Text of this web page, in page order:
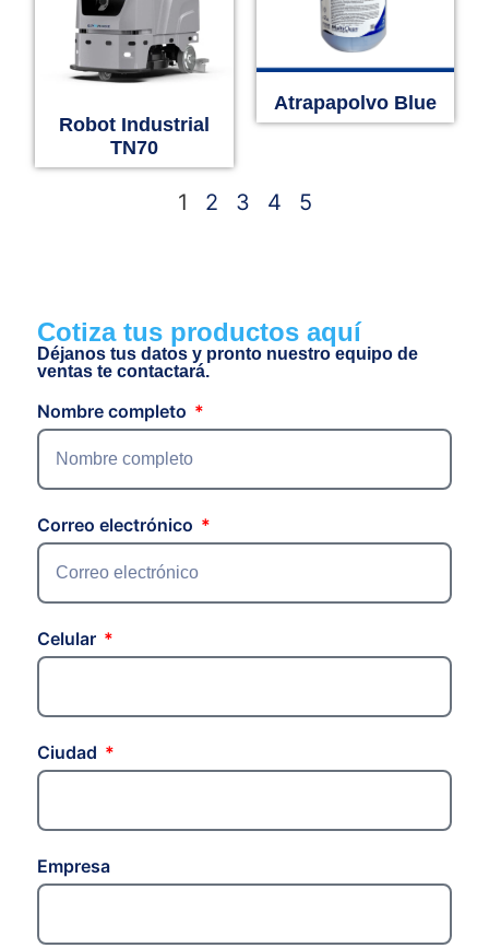
Robot Industrial
TN70
Atrapapolvo Blue
1 2 3 4 5
Cotiza tus productos aquí
Déjanos tus datos y pronto nuestro equipo de
ventas te contactará.
Nombre completo
Correo electrónico
Celular
Ciudad
Empresa